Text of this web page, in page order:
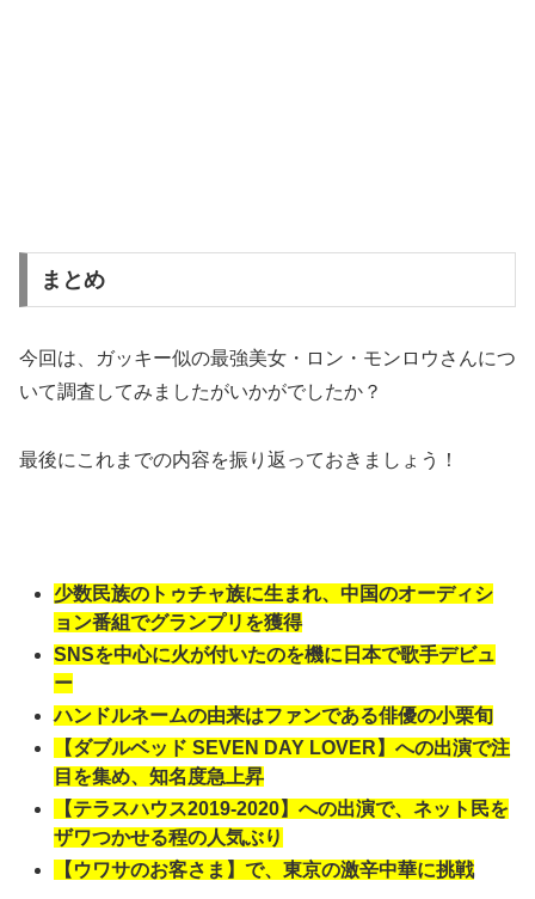
まとめ
今回は、ガッキー似の最強美女・ロン・モンロウさんにつ
いて調査してみましたがいかがでしたか？
最後にこれまでの内容を振り返っておきましょう！
少数民族のトゥチャ族に生まれ、中国のオーディシ
ョン番組でグランプリを獲得
SNSを中心に火が付いたのを機に日本で歌手デビュ
ー
ハンドルネームの由来はファンである俳優の小栗旬
【ダブルベッド SEVEN DAY LOVER】への出演で注
目を集め、知名度急上昇
【テラスハウス2019-2020】への出演で、ネット民を
ザワつかせる程の人気ぶり
【ウワサのお客さま】で、東京の激辛中華に挑戦